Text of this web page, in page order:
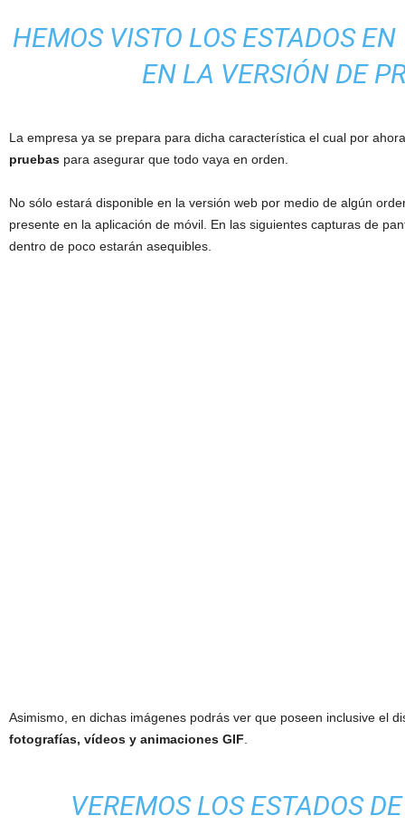
HEMOS VISTO LOS ESTADOS
EN LA VERSIÓN DE
La empresa ya se prepara para dicha característica el cual por
pruebas para asegurar que todo vaya en orden.
No sólo estará disponible en la versión web por medio de algún
presente en la aplicación de móvil. En las siguientes capturas de
dentro de poco estarán asequibles.
Asimismo, en dichas imágenes podrás ver que poseen inclusive el
fotografías, vídeos y animaciones GIF
VEREMOS LOS ESTADOS